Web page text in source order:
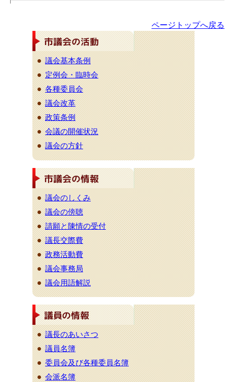
ページトップへ戻る
議会基本条例
定例会・臨時会
各種委員会
議会改革
政策条例
会議の開催状況
議会の方針
議会のしくみ
議会の傍聴
請願と陳情の受付
議長交際費
政務活動費
議会事務局
議会用語解説
議長のあいさつ
議員名簿
委員会及び各種委員名簿
会派名簿